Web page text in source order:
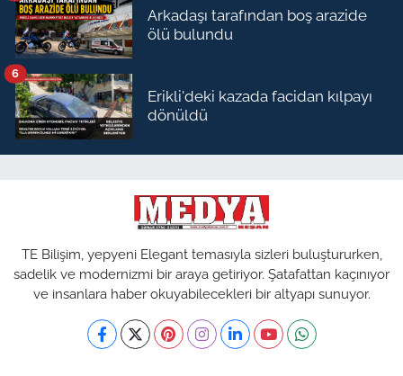
Arkadaşı tarafından boş arazide
ölü bulundu
Erikli'deki kazada facidan kılpayı
dönüldü
6
TE Bilişim, yepyeni Elegant temasıyla sizleri buluştururken,
sadelik ve modernizmi bir araya getiriyor. Şatafattan kaçınıyor
ve insanlara haber okuyabilecekleri bir altyapı sunuyor.